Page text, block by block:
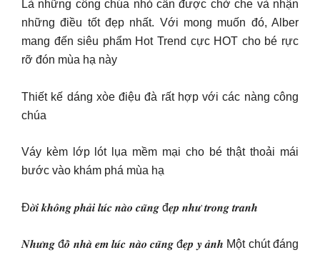
Là những công chúa nhỏ cần được chở che và nhận
những điều tốt đẹp nhất. Với mong muốn đó, Alber
mang đến siêu phẩm Hot Trend cực HOT cho bé rực
rỡ đón mùa hạ này
Thiết kế dáng xòe điệu đà rất hợp với các nàng công
chúa
Váy kèm lớp lót lụa mềm mại cho bé thật thoải mái
bước vào khám phá mùa hạ
Đ𝒐̛̀𝒊 𝒌𝒉𝒐̂𝒏𝒈 𝒑𝒉𝒂̉𝒊 𝒍𝒖́𝒄 𝒏𝒂̀𝒐 𝒄𝒖̃𝒏𝒈 đ𝒆̣𝒑 𝒏𝒉𝒖̛ 𝒕𝒓𝒐𝒏𝒈 𝒕𝒓𝒂𝒏𝒉
𝑵𝒉𝒖̛𝒏𝒈 đ𝒐̂̀ 𝒏𝒉𝒂̀ 𝒆𝒎 𝒍𝒖́𝒄 𝒏𝒂̀𝒐 𝒄𝒖̃𝒏𝒈 đ𝒆̣𝒑 𝒚 𝒂̉𝒏𝒉 Một chút đáng